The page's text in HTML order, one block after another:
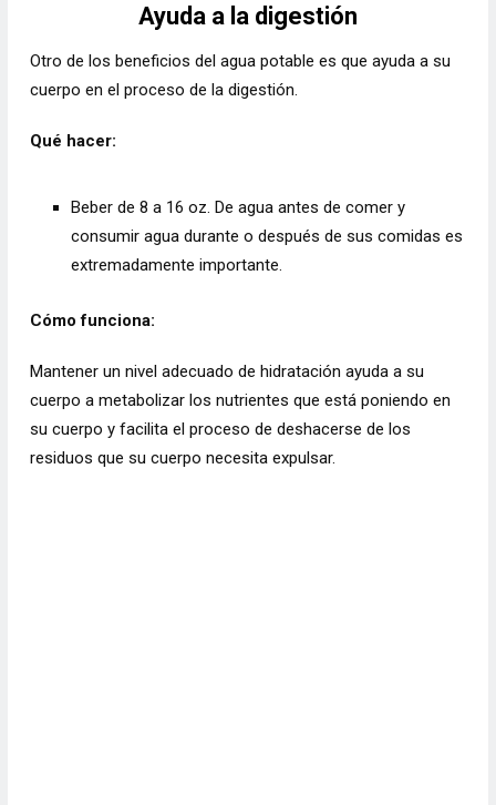
Ayuda a la digestión
Otro de los beneficios del agua potable es que ayuda a su
cuerpo en el proceso de la digestión.
Qué hacer:
Beber de 8 a 16 oz. De agua antes de comer y
consumir agua durante o después de sus comidas es
extremadamente importante.
Cómo funciona:
Mantener un nivel adecuado de hidratación ayuda a su
cuerpo a metabolizar los nutrientes que está poniendo en
su cuerpo y facilita el proceso de deshacerse de los
residuos que su cuerpo necesita expulsar.